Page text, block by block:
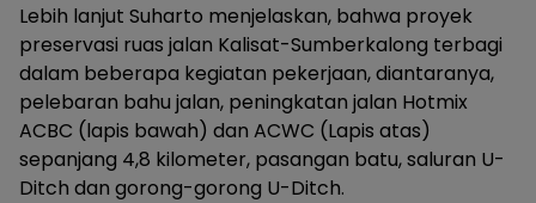
Lebih lanjut Suharto menjelaskan, bahwa proyek
preservasi ruas jalan Kalisat-Sumberkalong terbagi
dalam beberapa kegiatan pekerjaan, diantaranya,
pelebaran bahu jalan, peningkatan jalan Hotmix
ACBC (lapis bawah) dan ACWC (Lapis atas)
sepanjang 4,8 kilometer, pasangan batu, saluran U-
Ditch dan gorong-gorong U-Ditch.